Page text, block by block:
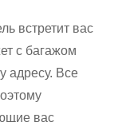
встретит вас
с багажом
адресу. Все
вас